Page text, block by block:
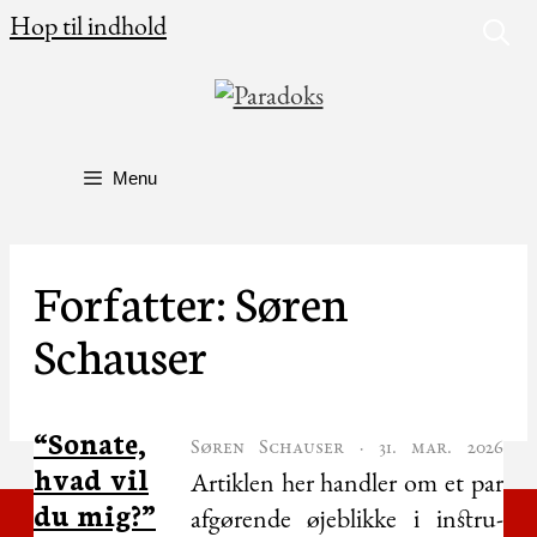
Hop til indhold
Menu
Forfatter:Søren
Schauser
“Sonate,
hvad vil
du mig?”
Søren Schauser · 31. mar. 2026
Artik­len her hand­ler om et par
afgø­ren­de øje­blik­ke i instru­